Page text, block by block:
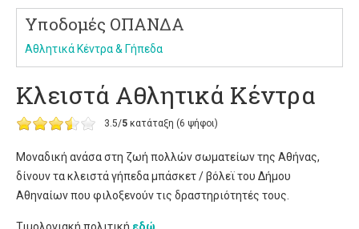
Υποδομές ΟΠΑΝΔΑ
Αθλητικά Κέντρα & Γήπεδα
Κλειστά Αθλητικά Κέντρα
3.5/5 κατάταξη (6 ψήφοι)
Μοναδική ανάσα στη ζωή πολλών σωματείων της Αθήνας,
δίνουν τα κλειστά γήπεδα μπάσκετ / βόλεϊ του Δήμου
Αθηναίων που φιλοξενούν τις δραστηριότητές τους.